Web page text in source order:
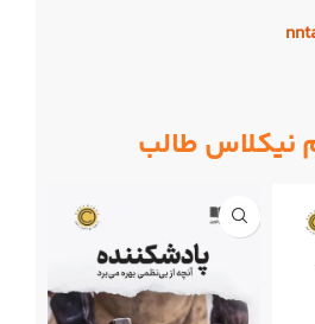
نیکلاس طالب